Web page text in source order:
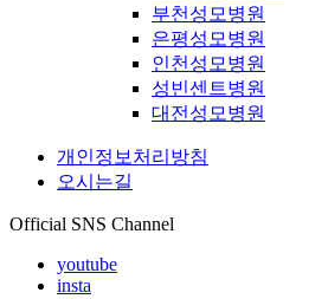
부천성모병원
은평성모병원
인천성모병원
성빈센트병원
대전성모병원
개인정보처리방침
오시는길
Official SNS Channel
youtube
insta